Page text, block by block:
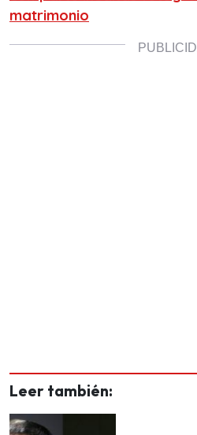
matrimonio
Leer también: